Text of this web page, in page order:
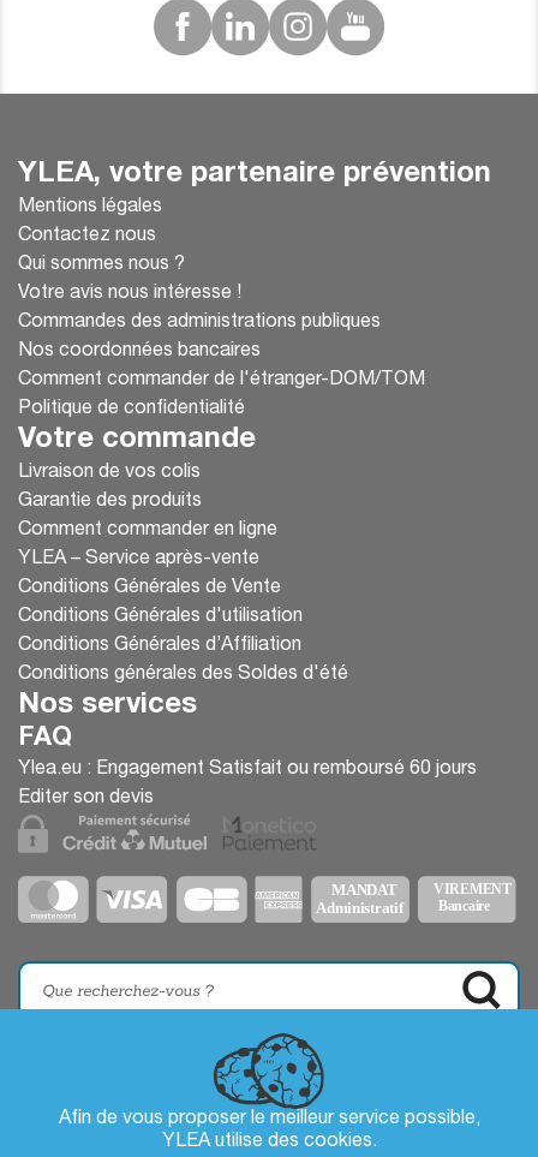
Afin de vous proposer le meilleur service possible,
YLEA utilise des cookies.
YLEA, votre partenaire prévention
Mentions légales
Contactez nous
Qui sommes nous ?
Votre avis nous intéresse !
Commandes des administrations publiques
Nos coordonnées bancaires
Comment commander de l'étranger-DOM/TOM
Politique de confidentialité
Votre commande
Livraison de vos colis
Garantie des produits
Comment commander en ligne
YLEA – Service après-vente
Conditions Générales de Vente
Conditions Générales d'utilisation
Conditions Générales d’Affiliation
Conditions générales des Soldes d'été
Nos services
FAQ
Ylea.eu : Engagement Satisfait ou remboursé 60 jours
Editer son devis